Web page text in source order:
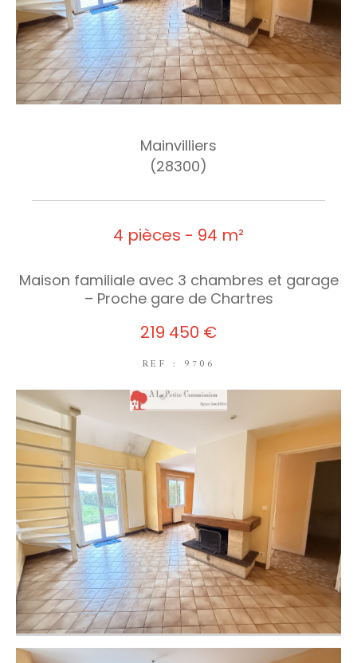
Mainvilliers
(28300)
4 pièces - 94 m²
Maison familiale avec 3 chambres et garage
– Proche gare de Chartres
219 450 €
REF : 9706